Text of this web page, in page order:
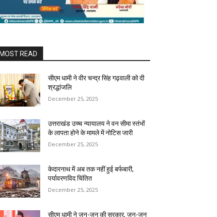
READ
सीएम धामी ने वीर चन्द्र सिंह गढ़वाली को दी
श्रद्धांजलि
December 25, 2025
उत्तराखंड उच्च न्यायालय ने वन सीमा स्तंभों
के लापता होने के मामले में नोटिस जारी
December 25, 2025
केदारनाथ में अब तक नहीं हुई बर्फबारी,
पर्यावरणविद चिंतित
December 25, 2025
सीएम धामी ने जन-जन की सरकार, जन-जन